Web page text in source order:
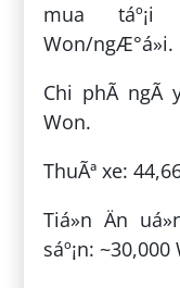
mua táº¡i
Won/ngÆ°á»i.
Chi phÃ­ ngÃ
Won.
ThuÃª xe:
Tiá»n Än
sáº¡n: ~30,000